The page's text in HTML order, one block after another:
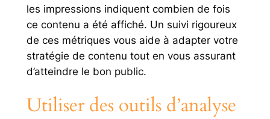
les impressions indiquent combien de fois
ce contenu a été affiché. Un suivi rigoureux
de ces métriques vous aide à adapter votre
stratégie de contenu tout en vous assurant
d’atteindre le bon public.
Utiliser des outils d’analyse